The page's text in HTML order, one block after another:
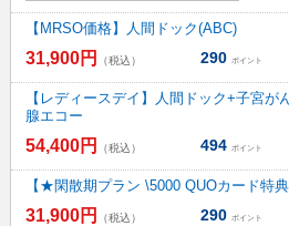
【MRSO価格】人間ドック(ABC)
31,900円 （税込） 290 ポイント
【レディースデイ】人間ドック+子宮
腺エコー
54,400円 （税込） 494 ポイント
【★閑散期プラン \5000 QUOカード特
31,900円 （税込） 290 ポイント